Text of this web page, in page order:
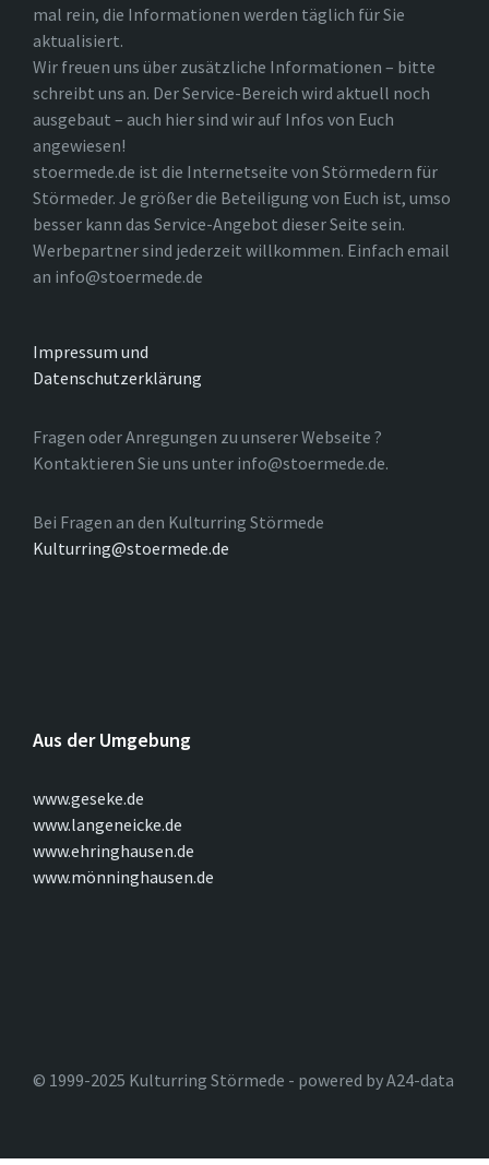
mal rein, die Informationen werden täglich für Sie
aktualisiert.
Wir freuen uns über zusätzliche Informationen – bitte
schreibt uns an. Der Service-Bereich wird aktuell noch
ausgebaut – auch hier sind wir auf Infos von Euch
angewiesen!
stoermede.de ist die Internetseite von Störmedern für
Störmeder. Je größer die Beteiligung von Euch ist, umso
besser kann das Service-Angebot dieser Seite sein.
Werbepartner sind jederzeit willkommen. Einfach email
an info@stoermede.de
Impressum und
Datenschutzerklärung
Fragen oder Anregungen zu unserer Webseite ?
Kontaktieren Sie uns unter info@stoermede.de.
Bei Fragen an den Kulturring Störmede
Kulturring@stoermede.de
Aus der Umgebung
www.geseke.de
www.langeneicke.de
www.ehringhausen.de
www.mönninghausen.de
© 1999-2025 Kulturring Störmede - powered by A24-data